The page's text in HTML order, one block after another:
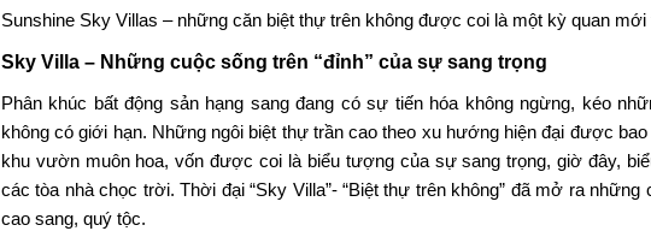
Sunshine Sky Villas – những căn biệt thự trên không được coi là một kỳ quan mới
Sky Villa – Những cuộc sống trên “đỉnh” của sự sang trọng
Phân khúc bất động sản hạng sang đang có sự tiến hóa không ngừng, kéo
không có giới hạn. Những ngôi biệt thự trần cao theo xu hướng hiện đại được
khu vườn muôn hoa, vốn được coi là biểu tượng của sự sang trọng, giờ đây,
các tòa nhà chọc trời. Thời đại “Sky Villa”- “Biệt thự trên không” đã mở ra
cao sang, quý tộc.